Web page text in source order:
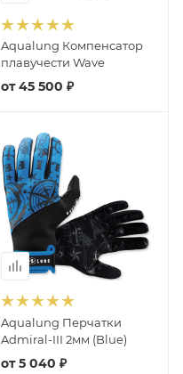
Aqualung Компенсатор
плавучести Wave
от45 500 ₽
Aqualung Перчатки
Admiral-III 2мм (Blue)
от5 040 ₽